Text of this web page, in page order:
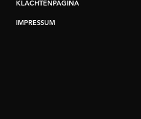
KLACHTENPAGINA
IMPRESSUM